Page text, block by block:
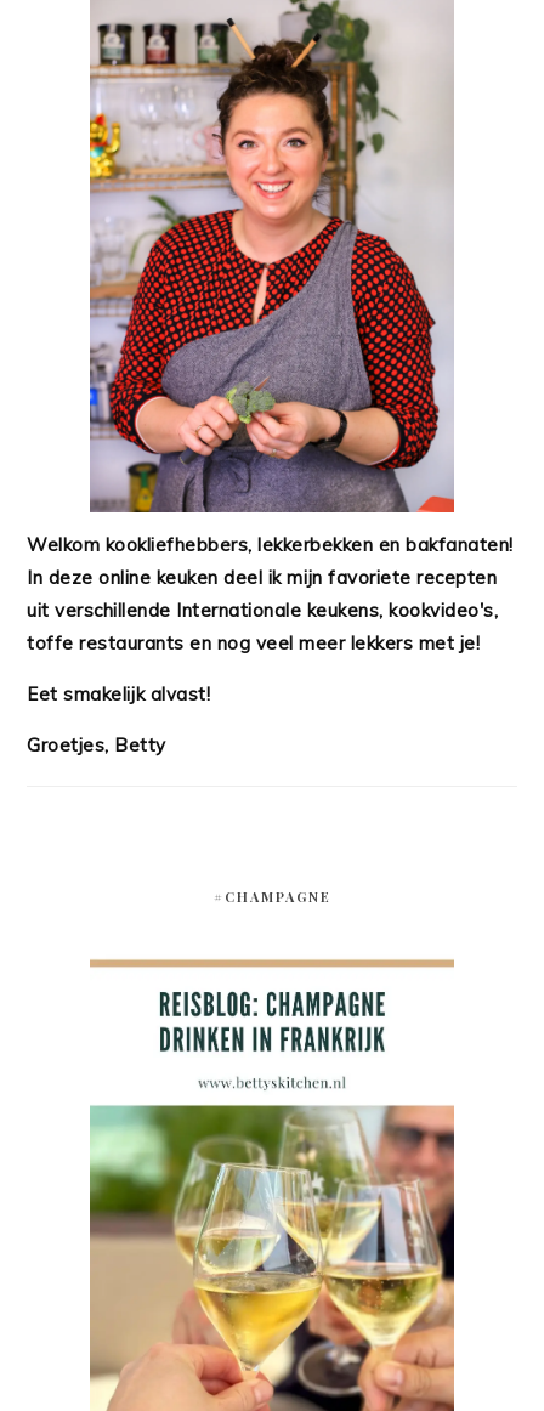
Welkom kookliefhebbers, lekkerbekken en bakfanaten!
In deze online keuken deel ik mijn favoriete recepten
uit verschillende Internationale keukens, kookvideo's,
toffe restaurants en nog veel meer lekkers met je!
Eet smakelijk alvast!
Groetjes, Betty
#CHAMPAGNE